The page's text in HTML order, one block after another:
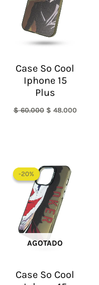
Case So Cool
Iphone 15
Plus
$60.000 $ 48.000
-20%
AGOTADO
-20%
Case So Cool
precio
original
era:
$ 60.000.